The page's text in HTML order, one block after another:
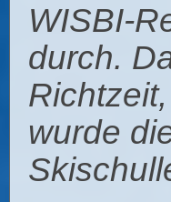
WISBI-
durch.
wurde